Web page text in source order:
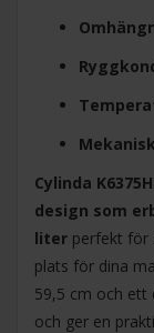
Cylinda
design som
liter perfekt för
plats för dina
59,5 cm och ett
och ger en